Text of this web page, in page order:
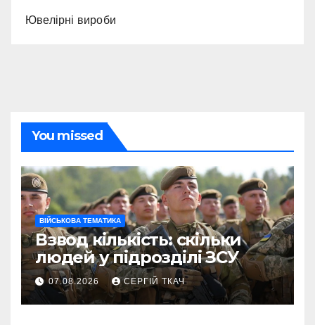
Ювелірні вироби
You missed
ВІЙСЬКОВА ТЕМАТИКА
Взвод кількість: скільки
людей у підрозділі ЗСУ
07.08.2026 СЕРГІЙ ТКАЧ